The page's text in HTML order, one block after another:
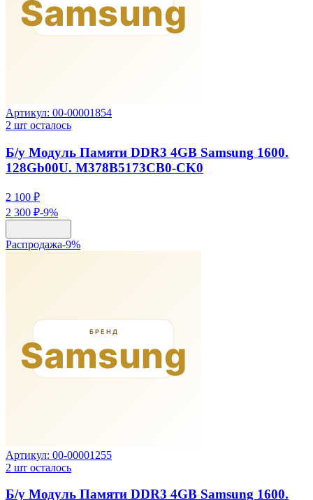
Артикул: 00-00001854
2 шт осталось
Б/у Модуль Памяти DDR3 4GB Samsung 1600.
128Gb00U. M378B5173CB0-CK0
2 100 ₽
2 300 ₽-9%
Распродажа-9%
Артикул: 00-00001255
2 шт осталось
Б/у Модуль Памяти DDR3 4GB Samsung 1600.